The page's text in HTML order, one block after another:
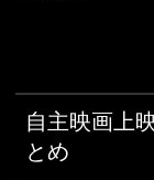
自主映画上
とめ